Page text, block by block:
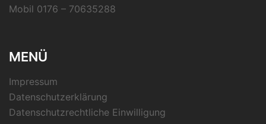
Mobil 0176 – 70635288
MENÜ
Impressum
Datenschutzerklärung
Datenschutzrechtliche Einwilligung